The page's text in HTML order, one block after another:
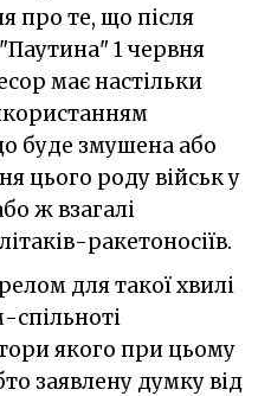
про те, що після
1 червня
має настільки
буде змушена або
цього роду військ у
ж взагалі
ракетоносіїв.
для такої хвилі
спільноті
якого при цьому
заявлену думку від